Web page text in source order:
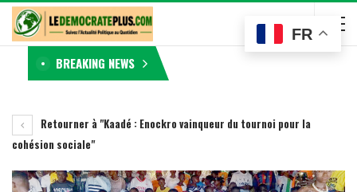
BREAKING NEWS
Retourner à "Kaadé : Enockro vainqueur du tournoi pour la
cohésion sociale"
FR